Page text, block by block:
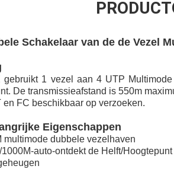
Schakelaar van de de Vezel
gebruikt 1 vezel aan 4 UTP
De transmissieafstand is 550m
en FC beschikbaar op verzoeken.
Eigenschappen
multimode dubbele vezelhaven
auto-ontdekt de Helft/